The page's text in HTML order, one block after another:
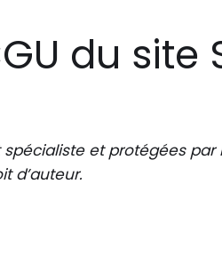
du site
et protégées
d’auteur.